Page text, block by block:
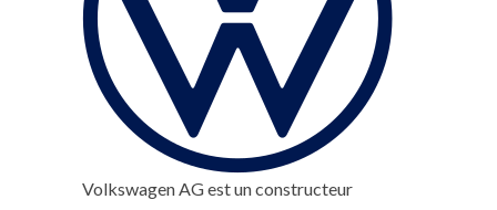
Volkswagen AG est un constructeur